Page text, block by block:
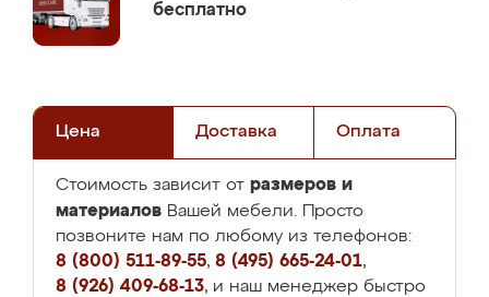
бесплатно
Цена Доставка Оплата
Стоимость зависит от размеров и
материалов Вашей мебели. Просто
позвоните нам по любому из телефонов:
8 (800) 511-89-55, 8 (495) 665-24-01,
8 (926) 409-68-13, и наш менеджер быстро